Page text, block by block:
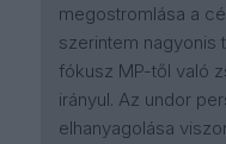
megostromlása a
szerintem nagyonis
fókusz MP-től való
irányul. Az undor
elhanyagolása